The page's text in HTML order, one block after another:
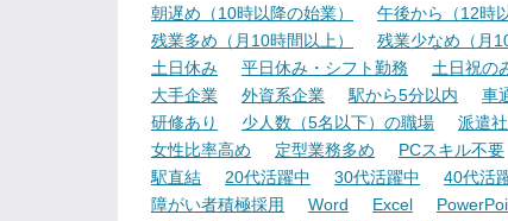
朝遅め（10時以降の始業） 午後から（12時
残業多め（月10時間以上）
残業少なめ（月
土日休み
平日休み・シフト勤務 土日祝の
大手企業
外資系企業 駅から5分以内 車
研修あり
少人数（5名以下）の職場 派遣
女性比率高め
定型業務多め PCスキル不要
駅直結
20代活躍中 30代活躍中 40代活
障がい者積極採用
Word Excel